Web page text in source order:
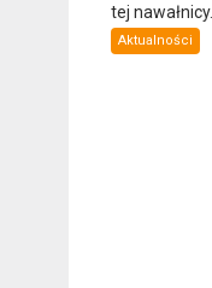
tej nawałnicy.
Aktualności